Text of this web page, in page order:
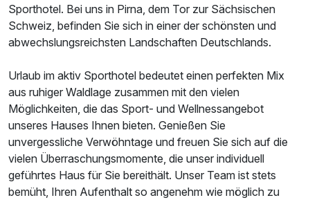
Ausstattung
Zusatznächte
Für 3 Tage p.P. ab
Sporthotel. Bei uns in Pirna, dem Tor zur Sächsischen
Schweiz, befinden Sie sich in einer der schönsten und
abwechslungsreichsten Landschaften Deutschlands.
Urlaub im aktiv Sporthotel bedeutet einen perfekten Mix
aus ruhiger Waldlage zusammen mit den vielen
Möglichkeiten, die das Sport- und Wellnessangebot
unseres Hauses Ihnen bieten. Genießen Sie
unvergessliche Verwöhntage und freuen Sie sich auf die
vielen Überraschungsmomente, die unser individuell
geführtes Haus für Sie bereithält. Unser Team ist stets
bemüht, Ihren Aufenthalt so angenehm wie möglich zu